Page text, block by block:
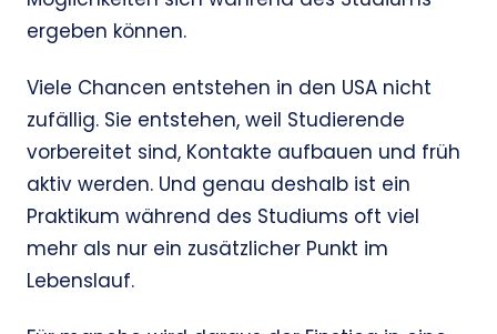
ergeben können.
Viele Chancen entstehen in den USA nicht
zufällig. Sie entstehen, weil Studierende
vorbereitet sind, Kontakte aufbauen und früh
aktiv werden. Und genau deshalb ist ein
Praktikum während des Studiums oft viel
mehr als nur ein zusätzlicher Punkt im
Lebenslauf.